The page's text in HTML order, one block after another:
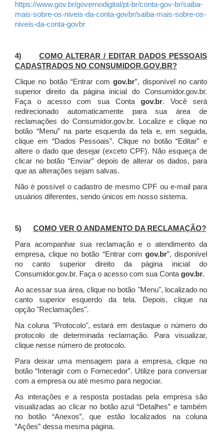
https://www.gov.br/governodigital/pt-br/conta-gov-br/saiba-
mais-sobre-os-niveis-da-conta-govbr/saiba-mais-sobre-os-
niveis-da-conta-govbr
4) COMO ALTERAR / EDITAR DADOS PESSOAIS
CADASTRADOS NO CONSUMIDOR.GOV.BR?
Clique no botão “Entrar comgov.br”, disponível no canto
superior direito da página inicial do Consumidor.gov.br.
Faça o acesso com sua Conta gov.br. Você será
redirecionado automaticamente para sua área de
reclamações do Consumidor.gov.br.
Localize e clique no
botão “Menu” na parte esquerda da tela e, em seguida,
clique em “Dados Pessoais”. Clique no botão “Editar” e
altere o dado que desejar (exceto CPF). Não esqueça de
clicar no botão “Enviar” depois de alterar os dados, para
que as alterações sejam salvas.
Não é possível o cadastro de mesmo CPF ou e-mail para
usuários diferentes, sendo únicos em nosso sistema.
5) COMO VER O ANDAMENTO DA RECLAMAÇÃO?
Para acompanhar sua reclamação e o atendimento da
empresa, clique no botão “Entrar com gov.br”, disponível
no canto superior direito da página inicial do
Consumidor.gov.br. Faça o acesso com sua Contagov.br.
Ao acessar sua área, clique no botão "Menu", localizado no
canto superior esquerdo da tela. Depois, clique na
opção "Reclamações".
Na coluna "Protocolo", estará em destaque o número do
protocolo de determinada reclamação. Para visualizar,
clique nesse número de protocolo.
Para deixar uma mensagem para a empresa, clique no
botão “Interagir com o Fornecedor”. Utilize para conversar
com a empresa ou até mesmo para negociar.
As interações e a resposta postadas pela empresa são
visualizadas ao clicar no botão azul “Detalhes” e também
no botão “Anexos”, que estão localizados na coluna
“Ações” dessa mesma página.